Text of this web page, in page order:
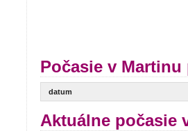
Počasie v
datum
Aktuálne počasie